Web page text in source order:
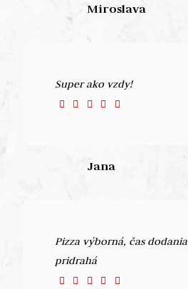
Miroslava
Super ako vzdy!
Jana
Pizza výborná, čas
pridrahá